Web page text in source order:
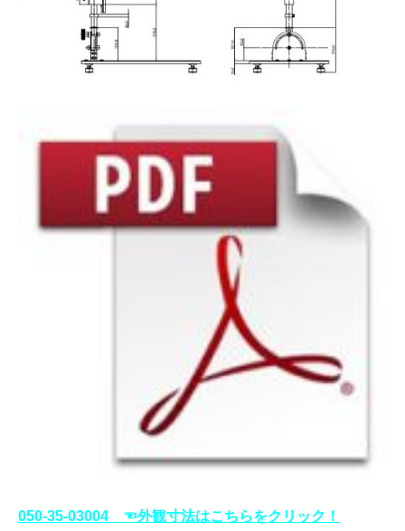
050-35-03004 ☜外観寸法はこちらをクリック！